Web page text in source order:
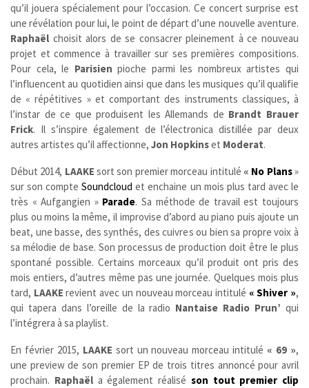
qu’il jouera spécialement pour l’occasion. Ce concert surprise est
une révélation pour lui, le point de départ d’une nouvelle aventure.
Raphaël choisit alors de se consacrer pleinement à ce nouveau
projet et commence à travailler sur ses premières compositions.
Pour cela, le Parisien pioche parmi les nombreux artistes qui
l’influencent au quotidien ainsi que dans les musiques qu’il qualifie
de « répétitives » et comportant des instruments classiques, à
l’instar de ce que produisent les Allemands de Brandt Brauer
Frick. Il s’inspire également de l’électronica distillée par deux
autres artistes qu’il affectionne, Jon Hopkinset Moderat.
Début 2014, LAAKE sort son premier morceau intitulé « No Plans»
sur son compteSoundcloud et enchaine un mois plus tard avec le
très « Aufgangien » Parade. Sa méthode de travail est toujours
plus ou moins la même, il improvise d’abord au piano puis ajoute un
beat, une basse, des synthés, des cuivres ou bien sa propre voix à
sa mélodie de base. Son processus de production doit être le plus
spontané possible. Certains morceaux qu’il produit ont pris des
mois entiers, d’autres même pas une journée. Quelques mois plus
tard, LAAKE revient avec un nouveau morceau intitulé « Shiver »,
qui tapera dans l’oreille de la radio Nantaise Radio Prun’qui
l’intégrera à sa playlist.
En février 2015, LAAKE sort un nouveau morceau intitulé « 69 »,
une preview de son premier EP de trois titres annoncé pour avril
prochain. Raphaëla également réalisé son tout premier clip